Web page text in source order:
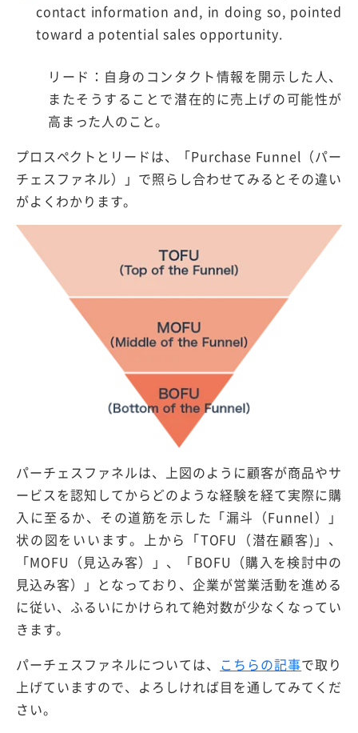
contact information and, in doing so, pointed
toward a potential sales opportunity.
リード：自身のコンタクト情報を開示した人、
またそうすることで潜在的に売上げの可能性が
高まった人のこと。
プロスペクトとリードは、「Purchase Funnel（パー
チェスファネル）」で照らし合わせてみるとその違い
がよくわかります。
パーチェスファネルは、上図のように顧客が商品やサ
ービスを認知してからどのような経験を経て実際に購
入に至るか、その道筋を示した「漏斗（Funnel）」
状の図をいいます。上から「TOFU（潜在顧客)」、
「MOFU（見込み客）」、「BOFU（購入を検討中の
見込み客）」となっており、企業が営業活動を進める
に従い、ふるいにかけられて絶対数が少なくなってい
きます。
パーチェスファネルについては、 こちらの記事で取り
上げていますので、よろしければ目を通してみてくだ
さい。